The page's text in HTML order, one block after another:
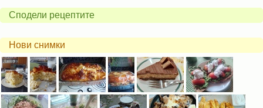
Сподели рецептите
Нови снимки